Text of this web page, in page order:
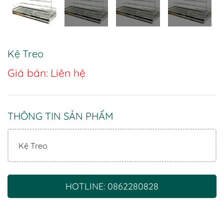
Kệ Treo
Giá bán: Liên hệ
THÔNG TIN SẢN PHẨM
Kệ Treo
HOTLINE: 0862280828